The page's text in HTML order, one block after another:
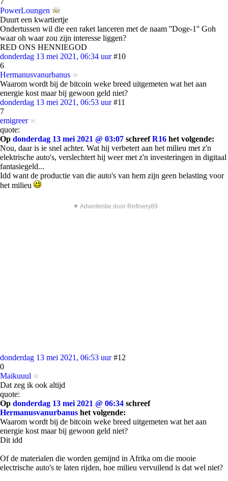
PowerLoungen
Duurt een kwartiertje
Ondertussen wil die een raket lanceren met de naam ''Doge-1'' Goh
waar oh waar zou zijn interesse liggen?
RED ONS HENNIEGOD
donderdag 13 mei 2021, 06:34 uur #10
6
Hermanusvanurbanus
Waarom wordt bij de bitcoin weke breed uitgemeten wat het aan
energie kost maar bij gewoon geld niet?
donderdag 13 mei 2021, 06:53 uur #11
7
emigreer
quote:
Op donderdag 13 mei 2021 @ 03:07 schreefR16 het volgende:
Nou, daar is ie snel achter. Wat hij verbetert aan het milieu met z'n
elektrische auto's, verslechtert hij weer met z'n investeringen in digitaal
fantasiegeld...
Idd want de productie van die auto's van hem zijn geen belasting voor
het milieu
▼ Advertentie door Refinery89
donderdag 13 mei 2021, 06:53 uur #12
0
Maikuuul
Dat zeg ik ook altijd
quote:
Op donderdag 13 mei 2021 @ 06:34 schreef
Hermanusvanurbanus het volgende:
Waarom wordt bij de bitcoin weke breed uitgemeten wat het aan
energie kost maar bij gewoon geld niet?
Dit idd
Of de materialen die worden gemijnd in Afrika om die mooie
electrische auto's te laten rijden, hoe milieu vervuilend is dat wel niet?